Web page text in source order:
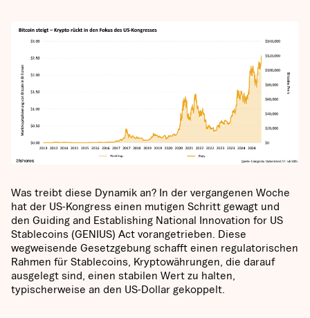
Was treibt diese Dynamik an? In der vergangenen Woche
hat der US-Kongress einen mutigen Schritt gewagt und
den Guiding and Establishing National Innovation for US
Stablecoins (GENIUS) Act vorangetrieben. Diese
wegweisende Gesetzgebung schafft einen regulatorischen
Rahmen für Stablecoins, Kryptowährungen, die darauf
ausgelegt sind, einen stabilen Wert zu halten,
typischerweise an den US-Dollar gekoppelt.